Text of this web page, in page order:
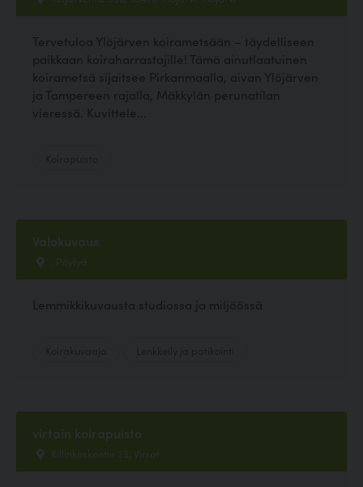
Tervetuloa Ylöjärven koirametsään – täydelliseen
paikkaan koiraharrastajille! Tämä ainutlaatuinen
koirametsä sijaitsee Pirkanmaalla, aivan Ylöjärven
ja Tampereen rajalla, Mäkkylän perunatilan
vieressä. Kuvittele...
Valokuvaus
, Pöytyä
Lemmikkikuvausta studiossa ja miljöössä
virtain koirapuisto
Killinkoskentie 23, Virrat